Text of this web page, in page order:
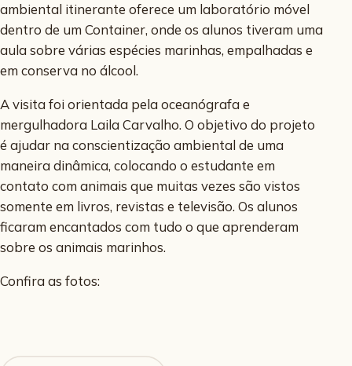
ambiental itinerante oferece um laboratório móvel
dentro de um Container, onde os alunos tiveram uma
aula sobre várias espécies marinhas, empalhadas e
em conserva no álcool.
A visita foi orientada pela oceanógrafa e
mergulhadora Laila Carvalho. O objetivo do projeto
é ajudar na conscientização ambiental de uma
maneira dinâmica, colocando o estudante em
contato com animais que muitas vezes são vistos
somente em livros, revistas e televisão. Os alunos
ficaram encantados com tudo o que aprenderam
sobre os animais marinhos.
Confira as fotos: